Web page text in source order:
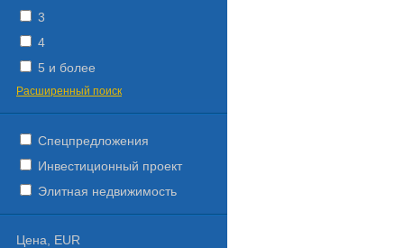
3
4
5 и более
Расширенный поиск
Спецпредложения
Инвестиционный проект
Элитная недвижимость
Цена, EUR